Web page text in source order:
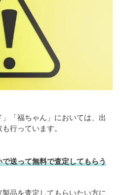
」「福ちゃん」においては、出
行っています。
で送って無料で査定してもらう
品を査定してもらいたい方に